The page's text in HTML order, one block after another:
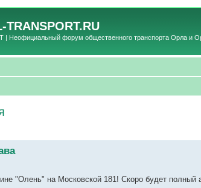
TRANSPORT.RU
форум общественного транспорта Орла и
"Олень" на Московской 181! Скоро будет полный